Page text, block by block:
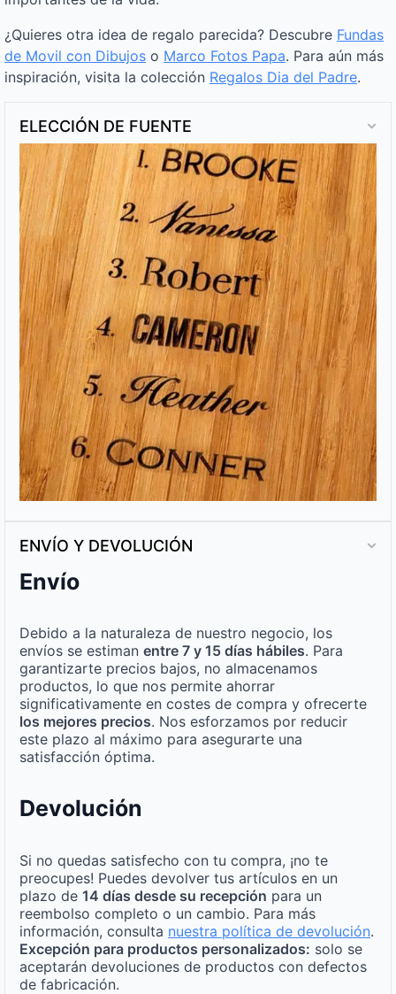
¿Quieres otra idea de regalo parecida? Descubre Fundas
de Movil con Dibujos o Marco Fotos Papa. Para aún más
inspiración, visita la colección Regalos Dia del Padre.
ELECCIÓN DE FUENTE
ENVÍO Y DEVOLUCIÓN
Envío
Debido a la naturaleza de nuestro negocio, los
envíos se estiman entre 7 y 15 días hábiles. Para
garantizarte precios bajos, no almacenamos
productos, lo que nos permite ahorrar
significativamente en costes de compra y ofrecerte
los mejores precios. Nos esforzamos por reducir
este plazo al máximo para asegurarte una
satisfacción óptima.
Devolución
Si no quedas satisfecho con tu compra, ¡no te
preocupes! Puedes devolver tus artículos en un
plazo de 14 días desde su recepción para un
reembolso completo o un cambio. Para más
información, consulta nuestra política de devolución.
Excepción para productos personalizados: solo se
aceptarán devoluciones de productos con defectos
de fabricación.